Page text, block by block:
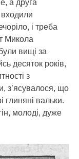
а друга
входили
і треба
Микола
вищі за
десяток років,
з
з’ясувалося, що
глиняні вальки.
молоді, дуже